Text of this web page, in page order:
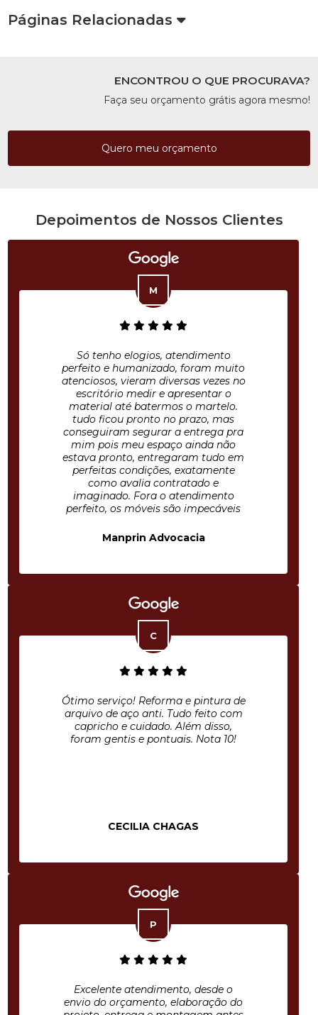
Páginas Relacionadas
ENCONTROU O QUE PROCURAVA?
Faça seu orçamento grátis agora mesmo!
Quero meu orçamento
Depoimentos de Nossos Clientes
Só tenho elogios, atendimento
perfeito e humanizado, foram muito
atenciosos, vieram diversas vezes no
escritório medir e apresentar o
material até batermos o martelo.
tudo ficou pronto no prazo, mas
conseguiram segurar a entrega pra
mim pois meu espaço ainda não
estava pronto, entregaram tudo em
perfeitas condições, exatamente
como avalia contratado e
imaginado. Fora o atendimento
perfeito, os móveis são impecáveis
Manprin Advocacia
Ótimo serviço! Reforma e pintura de
arquivo de aço anti. Tudo feito com
capricho e cuidado. Além disso,
foram gentis e pontuais. Nota 10!
CECILIA CHAGAS
Excelente atendimento, desde o
envio do orçamento, elaboração do